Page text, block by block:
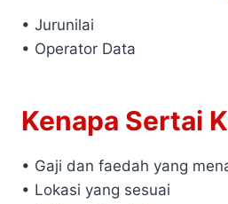
• Jurunilai
• Operator Data
Kenapa Sertai
• Gaji dan faedah yang
• Lokasi yang sesuai